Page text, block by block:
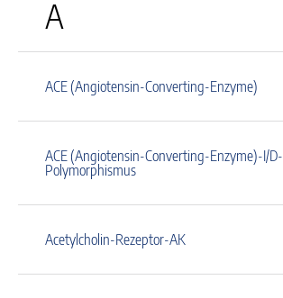
A
ACE (Angiotensin-Converting-Enzyme)
ACE (Angiotensin-Converting-Enzyme)-I/D-
Polymorphismus
Acetylcholin-Rezeptor-AK